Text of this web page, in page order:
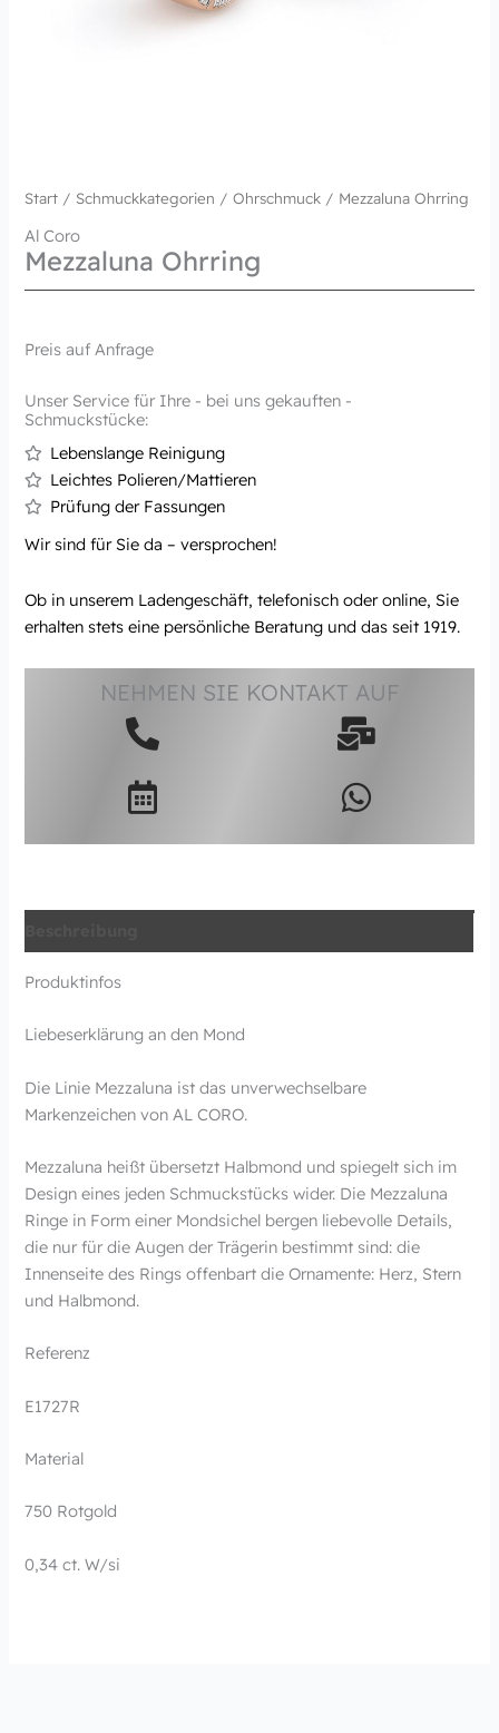
Start / Schmuckkategorien /Ohrschmuck / Mezzaluna Ohrring
Al Coro
Mezzaluna Ohrring
Preis auf Anfrage
Unser Service für Ihre - bei uns gekauften -
Schmuckstücke:
Lebenslange Reinigung
Leichtes Polieren/Mattieren
Prüfung der Fassungen
Wir sind für Sie da – versprochen!
Ob in unserem Ladengeschäft, telefonisch oder online, Sie
erhalten stets eine persönliche Beratung und das seit 1919.
NEHMEN SIE KONTAKT AUF
Produktinfos
Liebeserklärung an den Mond
Die Linie Mezzaluna ist das unverwechselbare
Markenzeichen von AL CORO.
Mezzaluna heißt übersetzt Halbmond und spiegelt sich im
Design eines jeden Schmuckstücks wider. Die Mezzaluna
Ringe in Form einer Mondsichel bergen liebevolle Details,
die nur für die Augen der Trägerin bestimmt sind: die
Innenseite des Rings offenbart die Ornamente: Herz, Stern
und Halbmond.
Referenz
E1727R
Material
750 Rotgold
0,34 ct. W/si